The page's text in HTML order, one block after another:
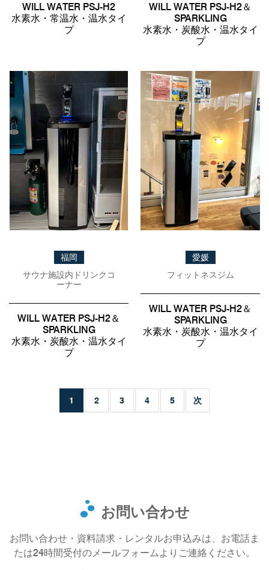
WILL WATER PSJ-H2
水素水・常温水・温水タイ
プ
WILL WATER PSJ-H2＆
SPARKLING
水素水・炭酸水・温水タイ
プ
福岡
サウナ施設内ドリンクコ
ーナー
WILL WATER PSJ-H2＆
SPARKLING
水素水・炭酸水・温水タイ
プ
愛媛
フィットネスジム
WILL WATER PSJ-H2＆
SPARKLING
水素水・炭酸水・温水タイ
プ
1 2 3 4 5 次
お問い合わせ
お問い合わせ・資料請求・レンタルお申込みは、お電話ま
たは24時間受付のメールフォームよりご連絡ください。